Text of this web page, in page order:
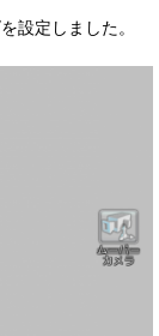
設定しました。